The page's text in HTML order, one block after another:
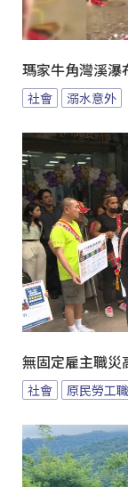
瑪家牛角灣溪瀑
社會 溺水意外
無固定雇主職災
社會 原民勞工